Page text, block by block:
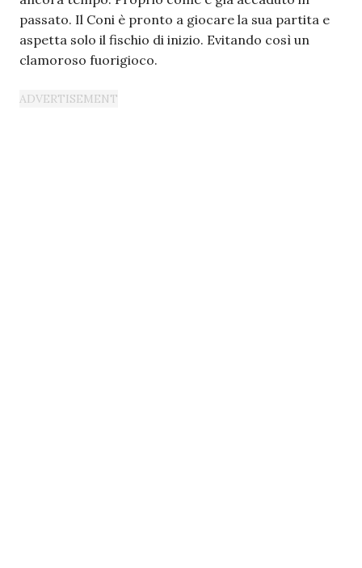
passato. Il Coni è pronto a giocare la sua partita e
aspetta solo il fischio di inizio. Evitando così un
clamoroso fuorigioco.